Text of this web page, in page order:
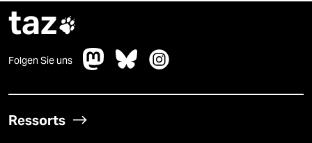
taz
Folgen Sie uns
Ressorts